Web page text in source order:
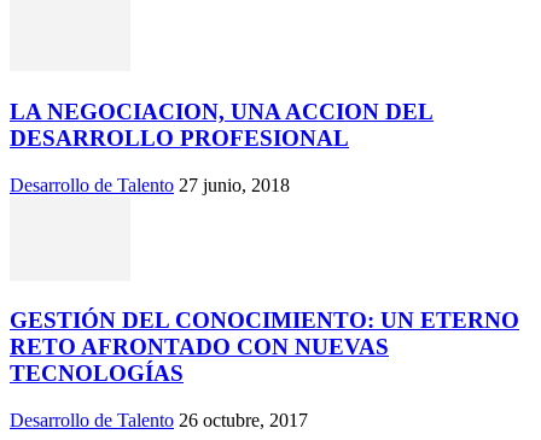
LA NEGOCIACION, UNA ACCION DEL
DESARROLLO PROFESIONAL
Desarrollo de Talento 27 junio, 2018
GESTIÓN DEL CONOCIMIENTO: UN ETERNO
RETO AFRONTADO CON NUEVAS
TECNOLOGÍAS
Desarrollo de Talento 26 octubre, 2017